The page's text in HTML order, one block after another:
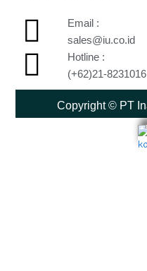
Email :
sales@iu.co.id
Hotline :
(+62)21-8231016
Copyright © PT